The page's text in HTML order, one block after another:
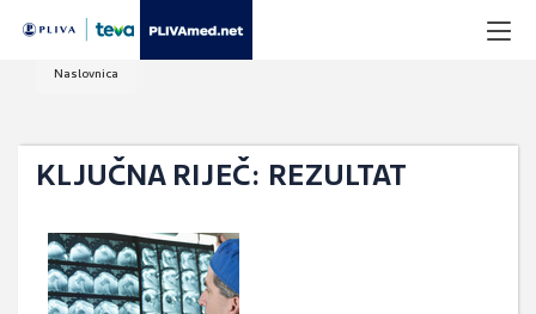
Naslovnica
KLJUČNA RIJEČ: REZULTAT